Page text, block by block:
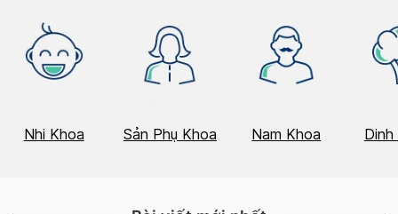
Nhi Khoa Sản Phụ Khoa Nam Khoa Dinh